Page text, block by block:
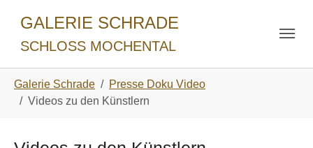
GALERIE SCHRADE
SCHLOSS MOCHENTAL
Galerie Schrade
Presse Doku Video
Videos zu den Künstlern